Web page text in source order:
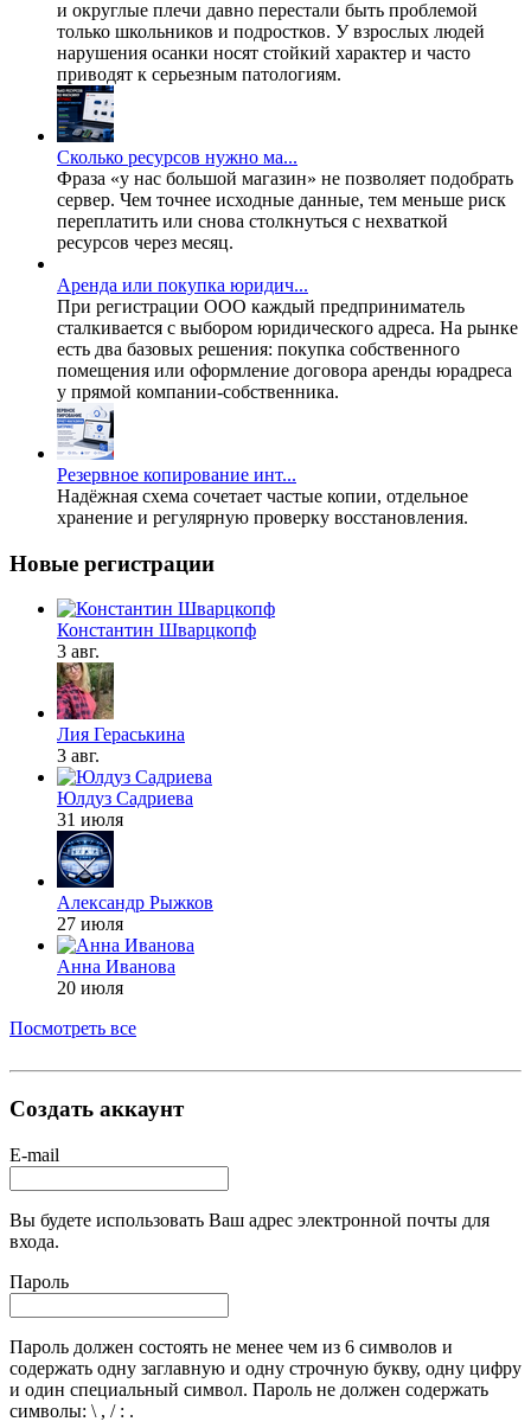
и округлые плечи давно перестали быть проблемой
только школьников и подростков. У взрослых людей
нарушения осанки носят стойкий характер и часто
приводят к серьезным патологиям.
Сколько ресурсов нужно ма...
Фраза «у нас большой магазин» не позволяет подобрать
сервер. Чем точнее исходные данные, тем меньше риск
переплатить или снова столкнуться с нехваткой
ресурсов через месяц.
Аренда или покупка юридич...
При регистрации ООО каждый предприниматель
сталкивается с выбором юридического адреса. На рынке
есть два базовых решения: покупка собственного
помещения или оформление договора аренды юрадреса
у прямой компании-собственника.
Резервное копирование инт...
Надёжная схема сочетает частые копии, отдельное
хранение и регулярную проверку восстановления.
Новые регистрации
Константин Шварцкопф
3 авг.
Лия Гераськина
3 авг.
Юлдуз Садриева
31 июля
Александр Рыжков
27 июля
Анна Иванова
20 июля
Посмотреть все
Создать аккаунт
E-mail
Вы будете использовать Ваш адрес электронной почты для
входа.
Пароль
Пароль должен состоять не менее чем из 6 символов и
содержать одну заглавную и одну строчную букву, одну цифру
и один специальный символ. Пароль не должен содержать
символы: \ , / : .